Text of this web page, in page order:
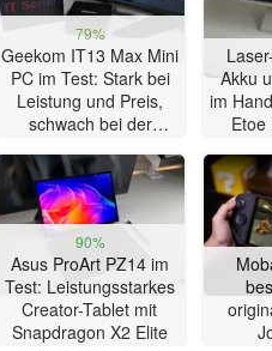
79%
Geekom IT13 Max Mini
PC im Test: Stark bei
Leistung und Preis,
schwach bei der
Akku
im
Etoe
90%
Asus ProArt PZ14 im
Test: Leistungsstarkes
Creator-Tablet mit
Snapdragon X2 Elite